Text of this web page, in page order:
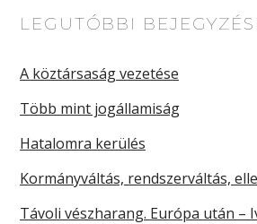
LEGUTÓBBI
A köztársaság vezetése
Több mint jogállamiság
Hatalomra kerülés
Kormányváltás, rendszerváltás,
Távoli vészharang. Európa után –